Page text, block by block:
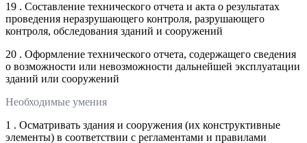
19 . Составление технического отчета и акта о результатах
проведения неразрушающего контроля, разрушающего
контроля, обследования зданий и сооружений
20 . Оформление технического отчета, содержащего сведения
о возможности или невозможности дальнейшей эксплуатации
зданий или сооружений
Необходимые умения
1 . Осматривать здания и сооружения (их конструктивные
элементы) в соответствии с регламентами и правилами